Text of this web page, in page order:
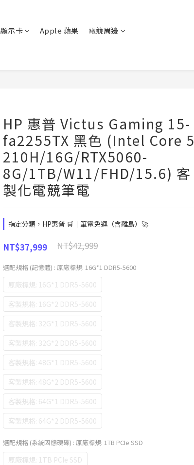
顯示卡 Apple 蘋果 電競周邊
HP 惠普 Victus Gaming 15-
fa2255TX 黑色 (Intel Core 5
210H/16G/RTX5060-
8G/1TB/W11/FHD/15.6) 客
製化電競筆電
指定分類，HP惠普 🛒｜筆電免運（含離島）🚀
NT$42,999
NT$37,999
選配規格 (記憶體) : 原廠標規: 16G*1 DDR5-5600
原廠標規: 16G*1 DDR5-5600
客製規格: 16G*2 DDR5-5600
客製規格: 32G*1 DDR5-5600
客製規格: 32G*2 DDR5-5600
客製規格: 48G*1 DDR5-5600
客製規格: 48G*2 DDR5-5600
客製規格: 64G*1 DDR5-5600
客製規格: 64G*2 DDR5-5600
選配規格 (系統固態硬碟) : 原廠標規: 1TB PCIe SSD
原廠標規: 1TB PCIe SSD